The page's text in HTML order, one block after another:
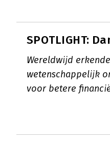
SPOTLIGHT:
Wereldwijd
wetenschappelijk
voor betere